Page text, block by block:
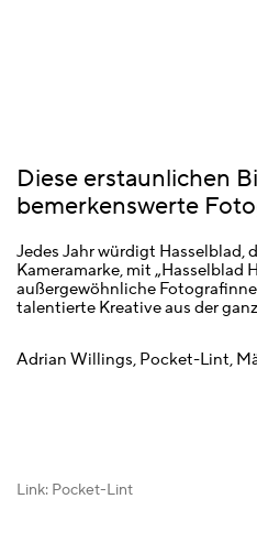
Diese erstaunlichen
bemerkenswerte
Jedes Jahr würdigt Hasselblad,
Kameramarke, mit „Hasselblad
außergewöhnliche
talentierte Kreative aus der
Adrian Willings, Pocket-Lint,
Link: Pocket-Lint